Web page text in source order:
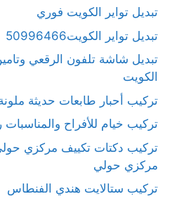
تبديل تواير الكويت فوري
تبديل تواير الكويت50996466
تبديل شاشة تلفون الرقعي
الكويت
تركيب أحبار طابعات حديثة
تركيب خيام للأفراح
تركيب دكتات تكييف مركزي
مركزي حولي
تركيب ستالايت هندي الفنطاس